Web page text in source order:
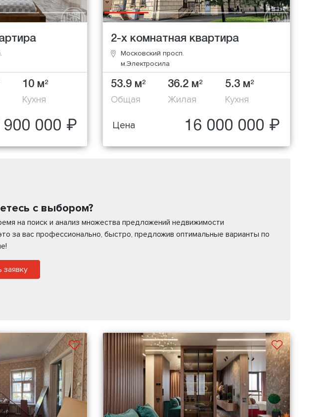
10 м2
Кухня
900 000 ₽
2-х комнатная квартира
Московский просп.
м.Электросила
53.9 м2
Общая
36.2 м2
Жилая
5.3 м2
Кухня
Цена 16 000 000 ₽
с выбором?
на поиск и анализ множества предложений недвижимости
за вас профессионально, быстро, предложив оптимальные варианты по
заявку